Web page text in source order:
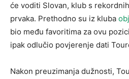
će voditi Slovan, klub s
prvaka. Prethodno su iz kluba
bio među favoritima za ovu
ipak odlučio povjerenje dati
Nakon preuzimanja dužnosti,